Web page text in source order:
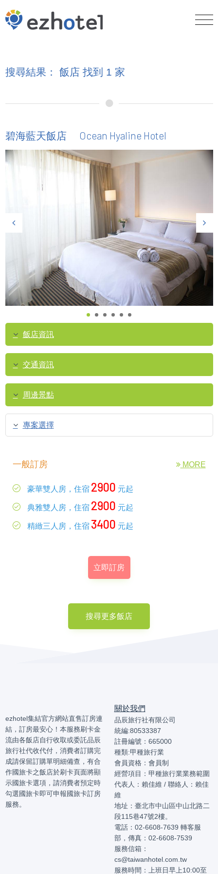
搜尋結果： 飯店 找到 1 家
碧海藍天飯店 Ocean Hyaline Hotel
飯店資訊
交通資訊
周邊景點
專案選擇
一般訂房 MORE
豪華雙人房，住宿 2900 元起
典雅雙人房，住宿 2900 元起
精緻三人房，住宿 3400 元起
立即訂房
搜尋更多飯店
ezhotel集結官方網站直售訂房連
結，訂房最安心！本服務刷卡金
流由各飯店自行收取或委託品辰
旅行社代收代付，消費者訂購完
成請保留訂購單明細備查，有合
作國旅卡之飯店於刷卡頁面將顯
示國旅卡選項，請消費者預定時
勾選國旅卡即可申報國旅卡訂房
服務。
關於我們
品辰旅行社有限公司
統編:80533387
註冊編號：665000
種類:甲種旅行業
會員資格：會員制
經營項目：甲種旅行業業務範圍
代表人：賴佳維 / 聯絡人：賴佳
維
地址：臺北市中山區中山北路二
段115巷47號2樓。
電話：02-6608-7639 轉客服
部，傳真：02-6608-7539
服務信箱：
cs@taiwanhotel.com.tw
服務時間：上班日早上10:00至